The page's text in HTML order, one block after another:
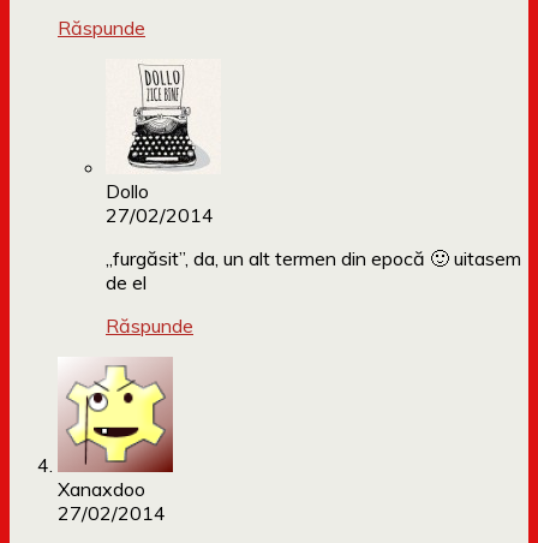
Răspunde
Dollo
27/02/2014
„furgăsit”, da, un alt termen din epocă 🙂 uitasem
de el
Răspunde
Xanaxdoo
27/02/2014